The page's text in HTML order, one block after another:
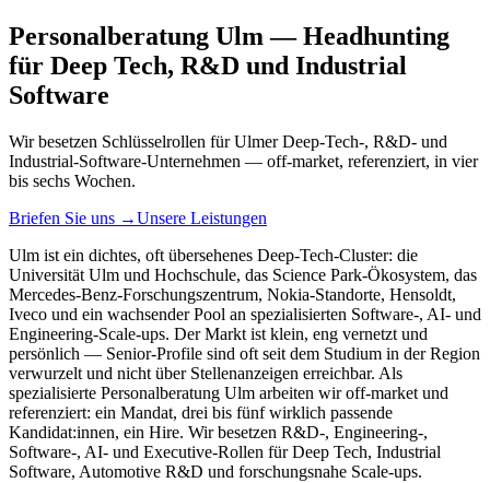
Personalberatung Ulm — Headhunting
für Deep Tech, R&D und Industrial
Software
Wir besetzen Schlüsselrollen für Ulmer Deep-Tech-, R&D- und
Industrial-Software-Unternehmen — off-market, referenziert, in vier
bis sechs Wochen.
Briefen Sie uns →Unsere Leistungen
Ulm ist ein dichtes, oft übersehenes Deep-Tech-Cluster: die
Universität Ulm und Hochschule, das Science Park-Ökosystem, das
Mercedes-Benz-Forschungszentrum, Nokia-Standorte, Hensoldt,
Iveco und ein wachsender Pool an spezialisierten Software-, AI- und
Engineering-Scale-ups. Der Markt ist klein, eng vernetzt und
persönlich — Senior-Profile sind oft seit dem Studium in der Region
verwurzelt und nicht über Stellenanzeigen erreichbar. Als
spezialisierte Personalberatung Ulm arbeiten wir off-market und
referenziert: ein Mandat, drei bis fünf wirklich passende
Kandidat:innen, ein Hire. Wir besetzen R&D-, Engineering-,
Software-, AI- und Executive-Rollen für Deep Tech, Industrial
Software, Automotive R&D und forschungsnahe Scale-ups.